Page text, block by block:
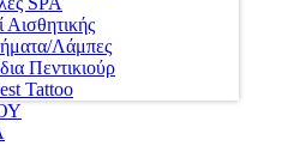
Αισθητικής
Λάμπες
Πεντικιούρ
Tattoo